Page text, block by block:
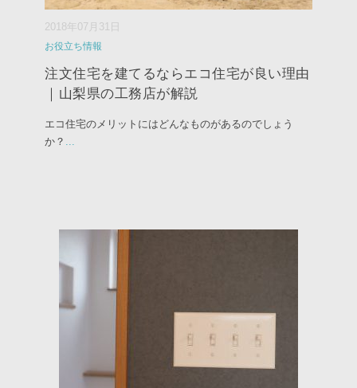
2018年07月31日
お役立ち情報
注文住宅を建てるならエコ住宅が良い理由
｜山梨県の工務店が解説
エコ住宅のメリットにはどんなものがあるのでしょう
か？ ...